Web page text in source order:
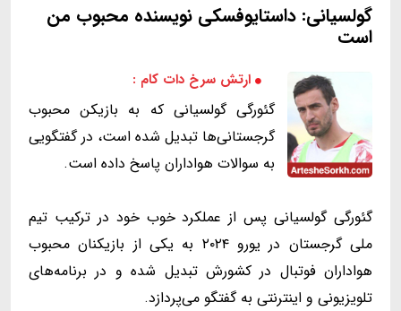
گولسیانی: داستایوفسکی نویسنده محبوب من
است
ارتش سرخ دات کام :
گئورگی گولسیانی که به بازیکن محبوب
گرجستانی‌ها تبدیل شده است، در گفتگویی
به سوالات هواداران پاسخ داده است.
گئورگی گولسیانی پس از عملکرد خوب خود در ترکیب تیم
ملی گرجستان در یورو ۲۰۲۴ به یکی از بازیکنان محبوب
هواداران فوتبال در کشورش تبدیل شده و در برنامه‌های
تلویزیونی و اینترنتی به گفتگو می‌پردازد.